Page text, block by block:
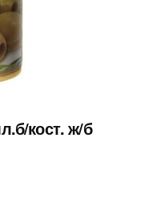
кост. ж/б